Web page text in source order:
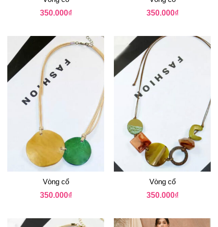
350.000₫
350.000₫
Vòng cổ
350.000₫
Vòng cổ
350.000₫